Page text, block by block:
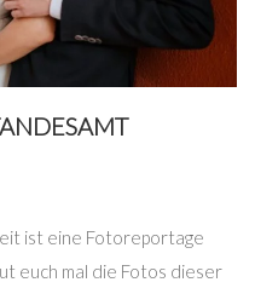
ist eine Fotoreportage
euch mal die Fotos dieser